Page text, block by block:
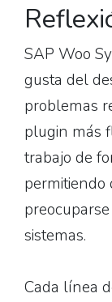
SAP Woo
gusta del
problemas
plugin más
trabajo de
permitiendo
sistemas.
Cada línea